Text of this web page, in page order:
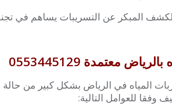
المبكر عن التسريبات يساهم في
معتمدة 0553445129
المياه في الرياض بشكل كبير من
وفقا للعوامل التالية: